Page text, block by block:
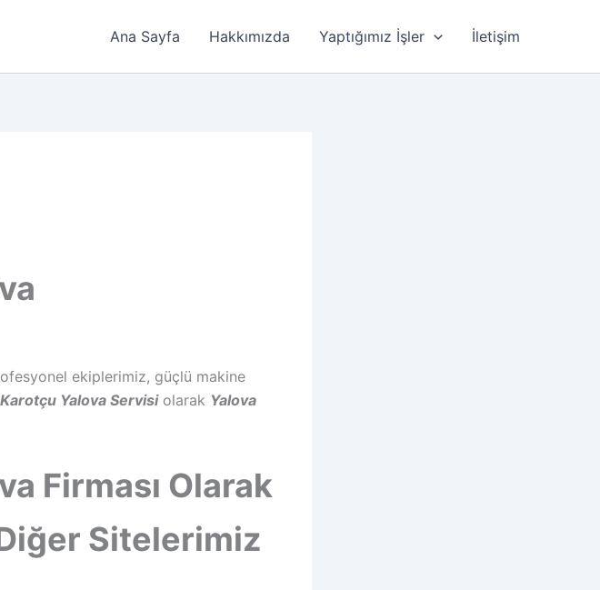
Ana Sayfa Hakkımızda Yaptığımız İşler İletişim
ekiplerimiz, güçlü makine
Karotçu Yalova Servisiolarak Yalova
Firması Olarak
Sitelerimiz